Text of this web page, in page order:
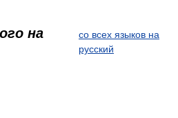
на
со всех языков на
русский